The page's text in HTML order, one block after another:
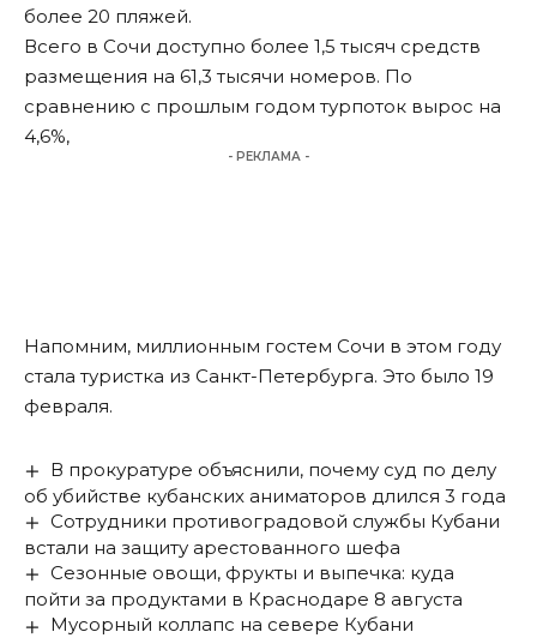
более 20 пляжей.
Всего в Сочи доступно более 1,5 тысяч средств
размещения на 61,3 тысячи номеров. По
сравнению с прошлым годом турпоток вырос на
4,6%,
- РЕКЛАМА -
Напомним, миллионным гостем Сочи в этом году
стала туристка из Санкт-Петербурга. Это было 19
февраля.
В прокуратуре объяснили, почему суд по делу
об убийстве кубанских аниматоров длился 3 года
Сотрудники противоградовой службы Кубани
встали на защиту арестованного шефа
Сезонные овощи, фрукты и выпечка: куда
пойти за продуктами в Краснодаре 8 августа
Мусорный коллапс на севере Кубани